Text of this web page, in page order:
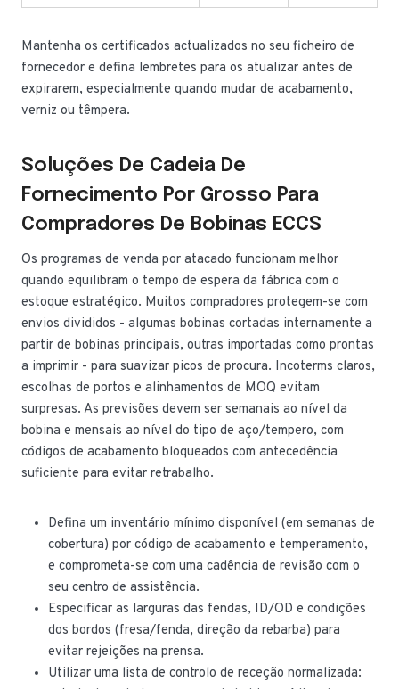
Mantenha os certificados actualizados no seu ficheiro de
fornecedor e defina lembretes para os atualizar antes de
expirarem, especialmente quando mudar de acabamento,
verniz ou têmpera.
Soluções De Cadeia De
Fornecimento Por Grosso Para
Compradores De Bobinas ECCS
Os programas de venda por atacado funcionam melhor
quando equilibram o tempo de espera da fábrica com o
estoque estratégico. Muitos compradores protegem-se com
envios divididos - algumas bobinas cortadas internamente a
partir de bobinas principais, outras importadas como prontas
a imprimir - para suavizar picos de procura. Incoterms claros,
escolhas de portos e alinhamentos de MOQ evitam
surpresas. As previsões devem ser semanais ao nível da
bobina e mensais ao nível do tipo de aço/tempero, com
códigos de acabamento bloqueados com antecedência
suficiente para evitar retrabalho.
Defina um inventário mínimo disponível (em semanas de
cobertura) por código de acabamento e temperamento,
e comprometa-se com uma cadência de revisão com o
seu centro de assistência.
Especificar as larguras das fendas, ID/OD e condições
dos bordos (fresa/fenda, direção da rebarba) para
evitar rejeições na prensa.
Utilizar uma lista de controlo de receção normalizada: